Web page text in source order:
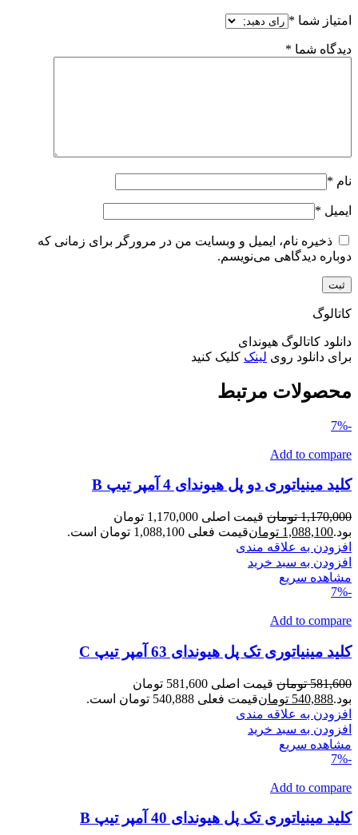
امتیاز شما *
دیدگاه شما *
نام *
ایمیل *
ذخیره نام، ایمیل و وبسایت من در مرورگر برای زمانی که
دوباره دیدگاهی می‌نویسم.
کاتالوگ
دانلود کاتالوگ هیوندای
برای دانلود روی لینک کلیک کنید
محصولات مرتبط
-7%
Add to compare
کلید مینیاتوری دو پل هیوندای 4 آمپر تیپ B
1,170,000 تومان
قیمت اصلی 1,170,000 تومان
بود.1,088,100 تومانقیمت فعلی 1,088,100 تومان است.
افزودن به علاقه مندی
افزودن به سبد خرید
مشاهده سریع
-7%
Add to compare
کلید مینیاتوری تک پل هیوندای 63 آمپر تیپ C
581,600 تومان
قیمت اصلی 581,600 تومان
بود.540,888 تومانقیمت فعلی 540,888 تومان است.
افزودن به علاقه مندی
افزودن به سبد خرید
مشاهده سریع
-7%
Add to compare
کلید مینیاتوری تک پل هیوندای 40 آمپر تیپ B